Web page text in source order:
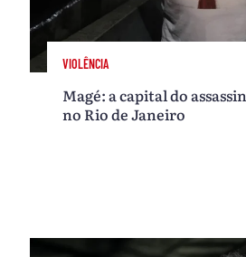
VIOLÊNCIA
Magé: a capital do
no Rio de Janeiro